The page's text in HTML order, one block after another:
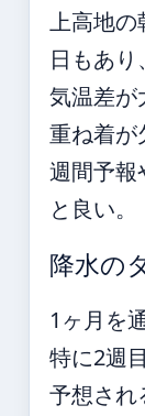
上高地の
日もあり
気温差が
重ね着が
週間予報
と良い。
降水の
1ヶ月を
特に2週
予想され